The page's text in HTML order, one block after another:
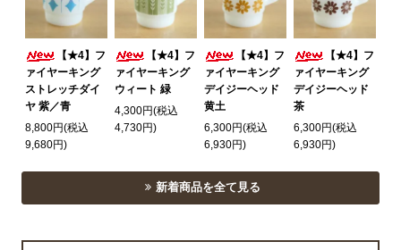
【★4】フ
ァイヤーキング
ストレッチダイ
ヤ 紫／青
8,800円(税込
9,680円)
【★4】フ
ァイヤーキング
ウィート 緑
4,300円(税込
4,730円)
【★4】フ
ァイヤーキング
デイジーヘッド
黄土
6,300円(税込
6,930円)
【★4】フ
ァイヤーキング
デイジーヘッド
茶
6,300円(税込
6,930円)
新着商品を全て見る